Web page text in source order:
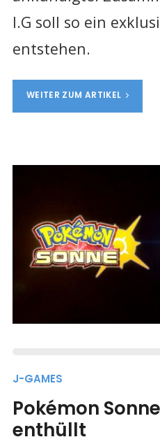
I.G soll so ein
entstehen.
WEITER ZUM ARTIKEL
J-GAMES
Pokémon
enthüllt